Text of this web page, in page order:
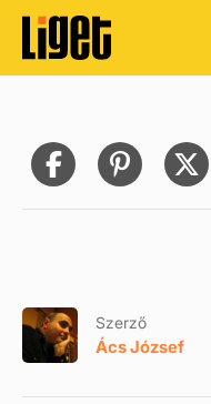
Szerző
Ács József